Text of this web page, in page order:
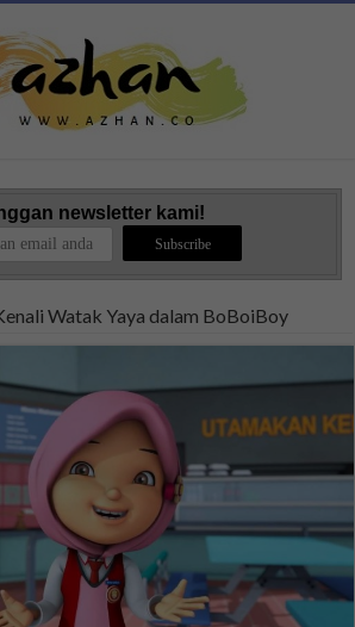
newsletter kami!
Watak Yaya dalam BoBoiBoy